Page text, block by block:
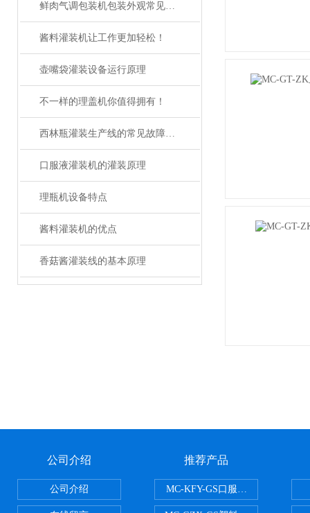
鲜肉气调包装机包装外观常见问题与处理方法
酱料灌装机让工作更加轻松！
壶嘴袋灌装设备运行原理
不一样的理盖机你值得拥有！
西林瓶灌装生产线的常见故障及解决方法有哪些？
口服液灌装机的灌装原理
理瓶机设备特点
酱料灌装机的优点
香菇酱灌装线的基本原理
公司介绍
公司介绍
推荐产品
MC-KFY-GS口服液灌装线